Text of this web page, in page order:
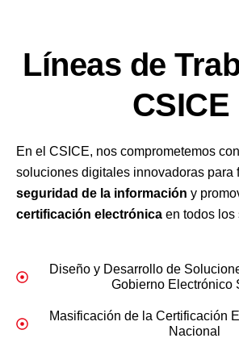
Líneas de
CSICE
En el CSICE, nos comprometemos
soluciones digitales innovadoras para
seguridad de la información y
certificación electrónica en todos los
Diseño y Desarrollo de
Gobierno Electrónico
Masificación de la Certificación
Nacional